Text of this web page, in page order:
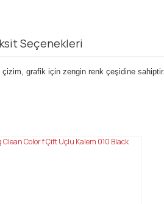
Seçenekleri
grafik için zengin renk çeşidine sahiptir.
kullanarak tarafımıza iletebilirsiniz.